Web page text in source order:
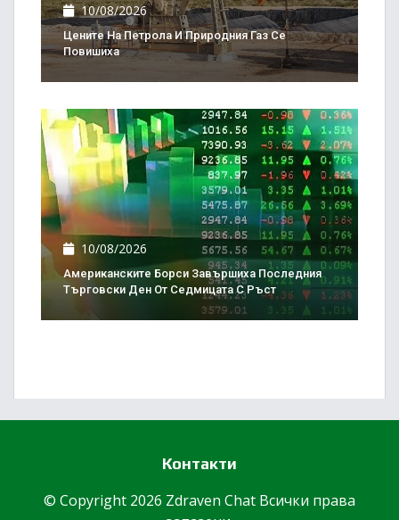
10/08/2026
Цените На Петрола И Природния Газ Се
Повишиха
10/08/2026
Американските Борси Завършиха Последния
Търговски Ден От Седмицата С Ръст
Контакти
© Copyright 2026 Zdraven Chat Всички права